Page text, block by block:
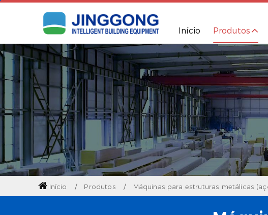
Início Produtos
Início Produtos Máquinas para estruturas metálicas